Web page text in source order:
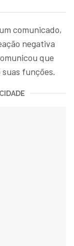
comunicado,
negativa
que
funções.